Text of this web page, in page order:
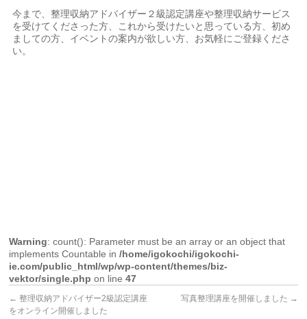
今まで、整理収納アドバイザー２級認定講座や整理収納サービス
を受けてくださった方、これから受けたいと思っている方、初め
ましての方、イベントの案内が欲しい方、お気軽にご登録くださ
い。
Warning: count(): Parameter must be an array or an object that
implements Countable in/home/igokochi/igokochi-
ie.com/public_html/wp/wp-content/themes/biz-
vektor/single.php on line47
← 整理収納アドバイザー2級認定講座
をオンライン開催しました
写真整理講座を開催しました →